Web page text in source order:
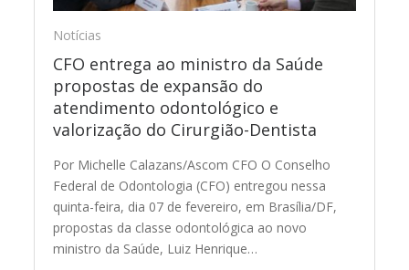
Notícias
CFO entrega ao ministro da Saúde
propostas de expansão do
atendimento odontológico e
valorização do Cirurgião-Dentista
Por Michelle Calazans/Ascom CFO O Conselho
Federal de Odontologia (CFO) entregou nessa
quinta-feira, dia 07 de fevereiro, em Brasília/DF,
propostas da classe odontológica ao novo
ministro da Saúde, Luiz Henrique…